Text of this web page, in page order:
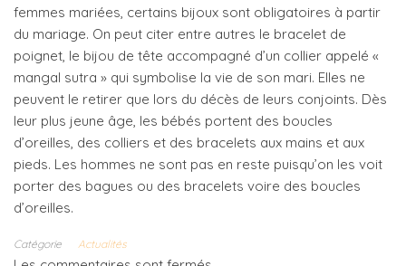
femmes mariées, certains bijoux sont obligatoires à partir
du mariage. On peut citer entre autres le bracelet de
poignet, le bijou de tête accompagné d’un collier appelé «
mangal sutra » qui symbolise la vie de son mari. Elles ne
peuvent le retirer que lors du décès de leurs conjoints. Dès
leur plus jeune âge, les bébés portent des boucles
d’oreilles, des colliers et des bracelets aux mains et aux
pieds. Les hommes ne sont pas en reste puisqu’on les voit
porter des bagues ou des bracelets voire des boucles
d’oreilles.
Catégorie Actualités